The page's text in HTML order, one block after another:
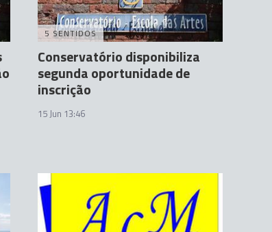
5 SENTIDOS
Conservatório disponibiliza
segunda oportunidade de
inscrição
15 Jun 13:46